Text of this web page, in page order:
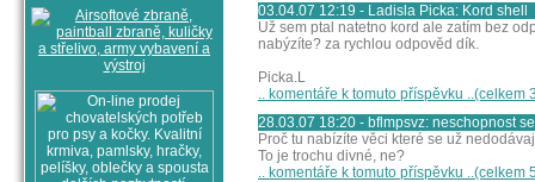
03.04.07 12:19 - Ladisla Picka: Kord shell
Už sem ptal natetno kord ale zatím bez
nabýzíte? za rychlou odpověd dík.
Picka.L
.. komentáře k tomuto příspěvku ..(celkem
28.03.07 18:20 - bflmpsvz: neschopnost
Proč tu nabízíte věci které se už
To je trochu divné, ne?
.. komentáře k tomuto příspěvku ..(celkem